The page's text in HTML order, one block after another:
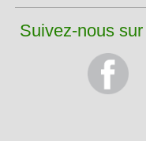
Suivez-nous sur